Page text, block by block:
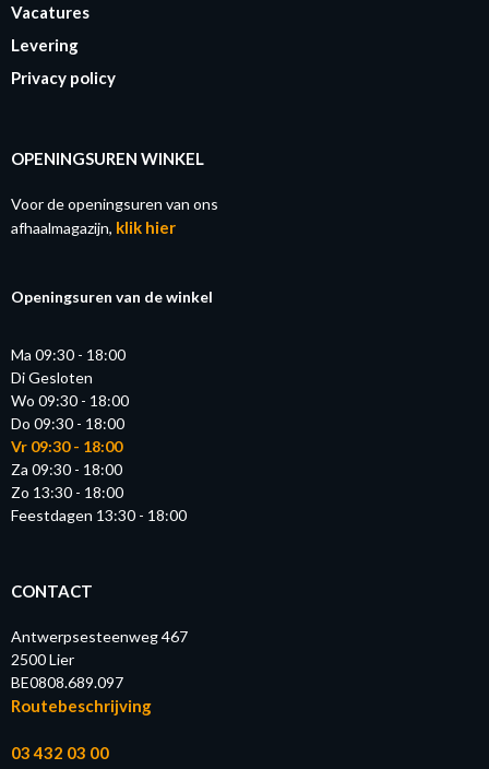
Vacatures
Levering
Privacy policy
OPENINGSUREN WINKEL
Voor de openingsuren van ons
afhaalmagazijn, klik hier
Openingsuren van de winkel
Ma 09:30 - 18:00
Di Gesloten
Wo 09:30 - 18:00
Do 09:30 - 18:00
Vr 09:30 - 18:00
Za 09:30 - 18:00
Zo 13:30 - 18:00
Feestdagen 13:30 - 18:00
CONTACT
Antwerpsesteenweg 467
2500 Lier
BE0808.689.097
Routebeschrijving
03 432 03 00